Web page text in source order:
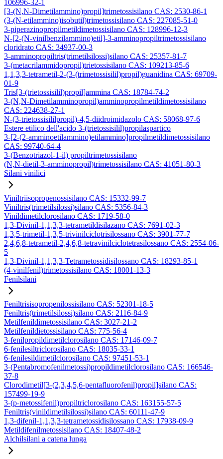
106996-32-1
[3-(N,N-Dimetilammino)propil]trimetossisilano CAS: 2530-86-1
(3-(N-etilammino)isobutil)trimetossisilano CAS: 227085-51-0
3-piperazinopropilmetildimetossisilano CAS: 128996-12-3
N-[2-(N-vinilbenzilammino)etil]-3-amminopropiltrimetossisilano
cloridrato CAS: 34937-00-3
3-amminopropiltris(trimetilsilossi)silano CAS: 25357-81-7
3-(metacrilammidopropil)trietossisilano CAS: 109213-85-6
1,1,3,3-tetrametil-2-(3-(trimetossisilil)propil)guanidina CAS: 69709-
01-9
Tris[3-(trietossisilil)propil]ammina CAS: 18784-74-2
3-(N,N-Dimetilamminopropil)amminopropilmetildimetossisilano
CAS: 224638-27-1
N-(3-trietossisililpropil)-4,5-diidroimidazolo CAS: 58068-97-6
Estere etilico dell'acido 3-(trietossisilil)propilaspartico
3-[2-(2-amminoetilammino)etilammino]propilmetildimetossisilano
CAS: 99740-64-4
3-(Benzotriazol-1-il) propiltrimetossisilano
(N,N-dietil-3-amminopropil)trimetossisilano CAS: 41051-80-3
Silani vinilici
Viniltriisopropenossisilano CAS: 15332-99-7
Viniltris(trimetilsilossi)silano CAS: 5356-84-3
Vinildimetilclorosilano CAS: 1719-58-0
1,3-Divinil-1,1,3,3-tetrametildisilazano CAS: 7691-02-3
1,3,5-trimetil-1,3,5-trivinilciclotrisilossano CAS: 3901-77-7
2,4,6,8-tetrametil-2,4,6,8-tetravinilciclotetrasilossano CAS: 2554-06-
5
1,3-Divinil-1,1,3,3-Tetrametossidisilossano CAS: 18293-85-1
(4-vinilfenil)trimetossisilano CAS: 18001-13-3
Fenilsilani
Feniltrisisopropenilossisilano CAS: 52301-18-5
Feniltris(trimetilsilossi)silano CAS: 2116-84-9
Metilfenildimetossisilano CAS: 3027-21-2
Metilfenildietossisilano CAS: 775-56-4
3-fenilpropildimetilclorosilano CAS: 17146-09-7
6-fenilesiltriclorosilano CAS: 18035-33-1
6-fenilesildimetilclorosilano CAS: 97451-53-1
3-(Pentabromofenilmetossi)propildimetilclorosilano CAS: 166546-
37-8
Clorodimetil[3-(2,3,4,5,6-pentafluorofenil)propil]silano CAS:
157499-19-9
3-(p-metossifenil)propiltriclorosilano CAS: 163155-57-5
Feniltris(vinildimetilsilossi)silano CAS: 60111-47-9
1,3-difenil-1,1,3,3-tetrametossidisilossano CAS: 17938-09-9
Metildifenilmetossisilano CAS: 18407-48-2
Alchilsilani a catena lunga